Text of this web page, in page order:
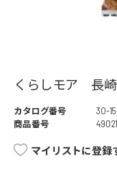
くらしモア 長
カタログ番号
30-
商品番号
マイリストに登録